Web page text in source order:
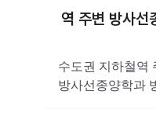
역 주변 방사선
수도권 지하철역
방사선종양학과